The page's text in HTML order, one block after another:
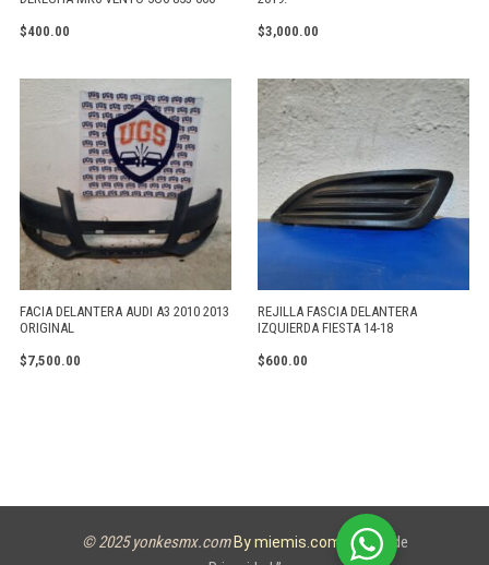
$400.00 $3,000.00
FACIA DELANTERA AUDI A3 2010 2013
ORIGINAL
$7,500.00
REJILLA FASCIA DELANTERA
IZQUIERDA FIESTA 14-18
$600.00
© 2025 yonkesmx.com By miemis.com
Aviso de